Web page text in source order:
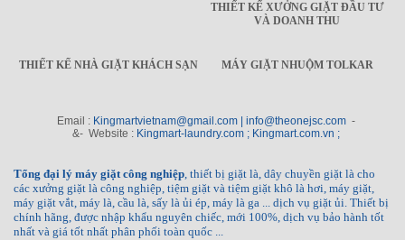
THIẾT KẾ XƯỞNG GIẶT ĐẦU TƯ
VÀ DOANH THU
THIẾT KẾ NHÀ GIẶT KHÁCH SẠN MÁY GIẶT NHUỘM TOLKAR
Email : Kingmartvietnam@gmail.com | info@theonejsc.com -
&- Website : Kingmart-laundry.com ; Kingmart.com.vn ;
Tổng đại lý máy giặt công nghiệp, thiết bị giặt là, dây chuyền giặt là cho
các xưởng giặt là công nghiệp, tiệm giặt và tiệm giặt khô là hơi, máy giặt,
máy giặt vắt, máy là, cầu là, sấy là ủi ép, máy là ga ... dịch vụ giặt ủi. Thiết bị
chính hãng, được nhập khẩu nguyên chiếc, mới 100%, dịch vụ bảo hành tốt
nhất và giá tốt nhất phân phối toàn quốc ...